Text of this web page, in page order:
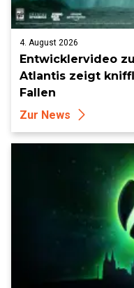
4. August 2026
Entwicklervideo
Atlantis zeigt
Fallen
Zur News